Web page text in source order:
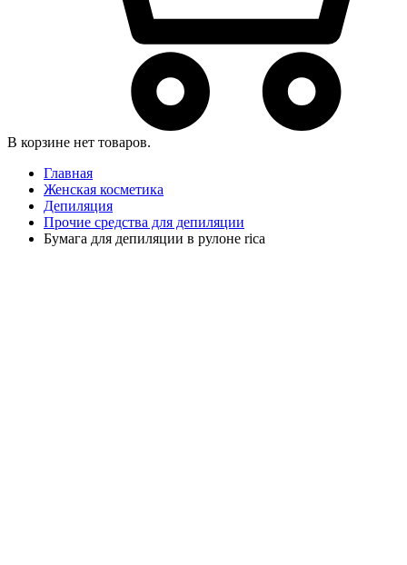
В корзине нет товаров.
Главная
Женская косметика
Депиляция
Прочие средства для депиляции
Бумага для депиляции в рулоне rica